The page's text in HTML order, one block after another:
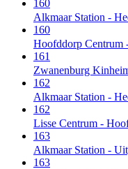
160
Alkmaar Station -
160
Hoofddorp Centrum
161
Zwanenburg
162
Alkmaar Station -
162
Lisse Centrum -
163
Alkmaar Station -
163